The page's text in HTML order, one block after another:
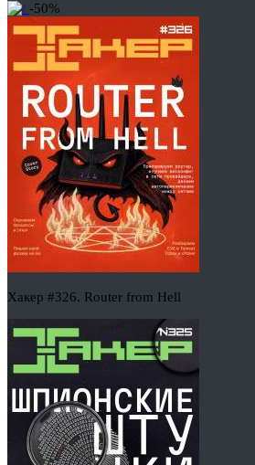
-50%
Хакер #326. Router from Hell